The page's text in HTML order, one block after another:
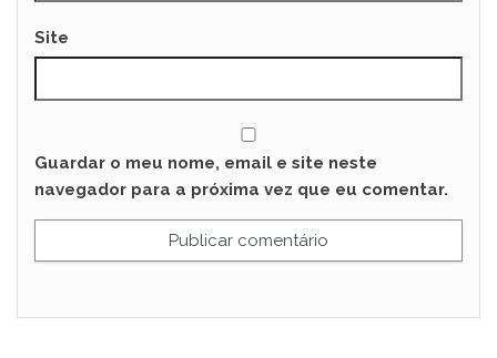
Site
Guardar o meu nome, email e site neste
navegador para a próxima vez que eu comentar.